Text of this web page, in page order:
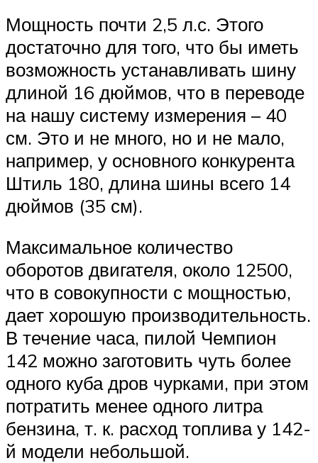
Мощность почти 2,5 л.с. Этого
достаточно для того, что бы иметь
возможность устанавливать шину
длиной 16 дюймов, что в переводе
на нашу систему измерения – 40
см. Это и не много, но и не мало,
например, у основного конкурента
Штиль 180, длина шины всего 14
дюймов (35 см).
Максимальное количество
оборотов двигателя, около 12500,
что в совокупности с мощностью,
дает хорошую производительность.
В течение часа, пилой Чемпион
142 можно заготовить чуть более
одного куба дров чурками, при этом
потратить менее одного литра
бензина, т. к. расход топлива у 142-
й модели небольшой.